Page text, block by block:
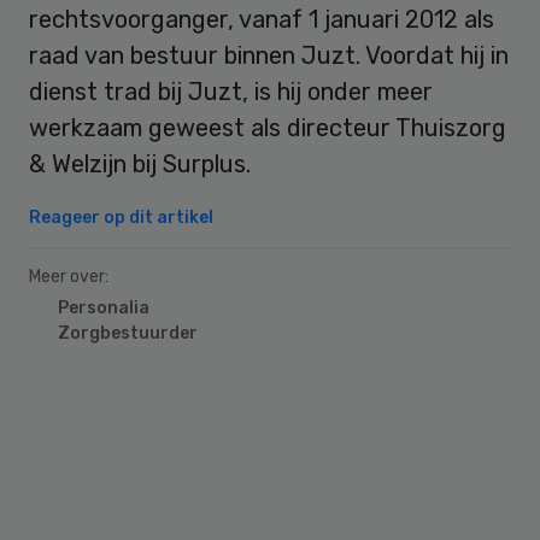
rechtsvoorganger, vanaf 1 januari 2012 als
raad van bestuur binnen Juzt. Voordat hij in
dienst trad bij Juzt, is hij onder meer
werkzaam geweest als directeur Thuiszorg
& Welzijn bij Surplus.
Reageer op dit artikel
Meer over:
Personalia
Zorgbestuurder